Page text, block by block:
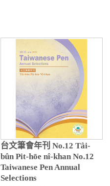
台文筆會年刊 No.12 Tâi-
bûn Pit-hōe nî-khan No.12
Taiwanese Pen Annual
Selections